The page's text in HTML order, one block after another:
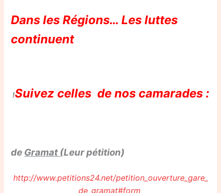
Dans les Régions… Les luttes
continuent
!Suivez celles de nos camarades :
de Gramat (Leur pétition)
http://www.petitions24.net/petition_ouverture_gare_
de_gramat#form